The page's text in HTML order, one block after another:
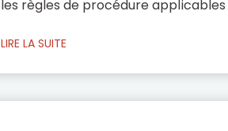
les règles de procédure
supprimant les renvois aux
[…]
LIRE LA SUITE